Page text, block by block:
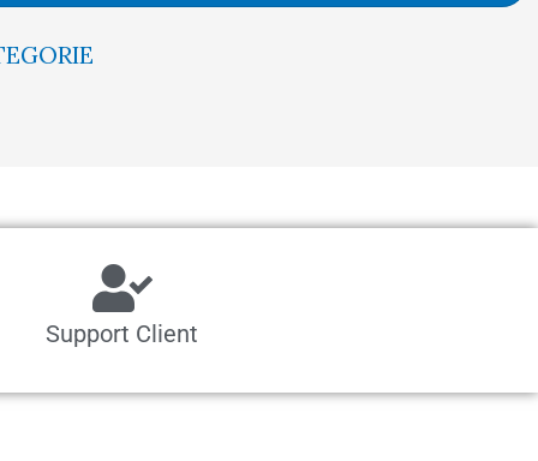
Support Client